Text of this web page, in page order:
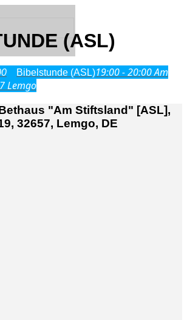
(ASL)
Bibelstunde (ASL)19:00 - 20:00Am
Lemgo
"Am Stiftsland" [ASL],
32657, Lemgo, DE